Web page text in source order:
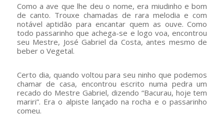
Como a ave que lhe deu o nome, era miudinho e bom
de canto. Trouxe chamadas de rara melodia e com
notável aptidão para encantar quem as ouve. Como
todo passarinho que achega-se e logo voa, encontrou
seu Mestre, José Gabriel da Costa, antes mesmo de
beber o Vegetal.
Certo dia, quando voltou para seu ninho que podemos
chamar de casa, encontrou escrito numa pedra um
recado do Mestre Gabriel, dizendo “Bacurau, hoje tem
mariri”. Era o alpiste lançado na rocha e o passarinho
comeu.